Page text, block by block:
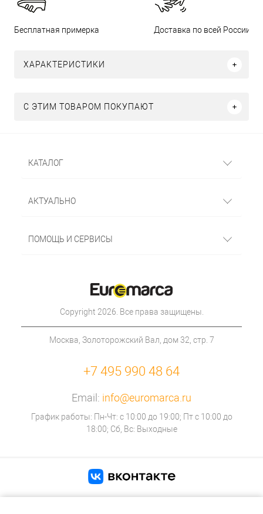
Бесплатная примерка Доставка по всей России
ХАРАКТЕРИСТИКИ
С ЭТИМ ТОВАРОМ ПОКУПАЮТ
КАТАЛОГ
АКТУАЛЬНО
ПОМОЩЬ И СЕРВИСЫ
Copyright 2026. Все права защищены.
Москва, Золоторожский Вал, дом 32, стр. 7
+7 495 990 48 64
Email: info@euromarca.ru
График работы: Пн-Чт: с 10:00 до 19:00; Пт с 10:00 до
18:00; Сб, Вс: Выходные